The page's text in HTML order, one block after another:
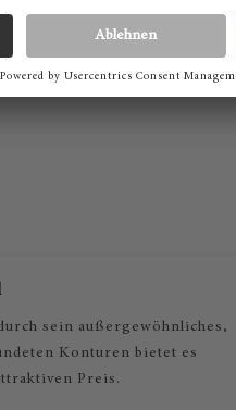
jedes Zuhause. Mit seinem
sein außergewöhnliches,
Konturen bietet es
Preis.